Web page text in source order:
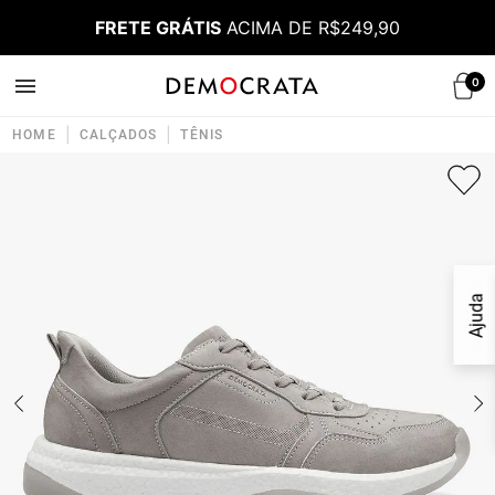
FRETE GRÁTIS ACIMA DE R$249,90
0
Ajuda
HOME CALÇADOS TÊNIS